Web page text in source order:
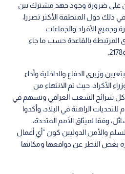
على ضرورة وجود جهد مشترك بين
ذلك دول المنطقة الأكثر تضررا،
الأفراد والجماعات
المرتبطة بالقاعدة حسب ما جاء
وزيري الدفاع والداخلية وأداء
الأكراد، حيث تم الانتهاء من
شرائح الشعب العراقي وتسهم في
الراهنة في البلاد، وأكدوا
وفقا لميثاق الأمم المتحدة،
والأمن الدوليين كون "أي أعمال
بغض النظر عن دوافعها ومكانها